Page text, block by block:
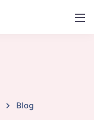
Blog